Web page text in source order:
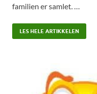
familien er samlet. …
LES HELE ARTIKKELEN